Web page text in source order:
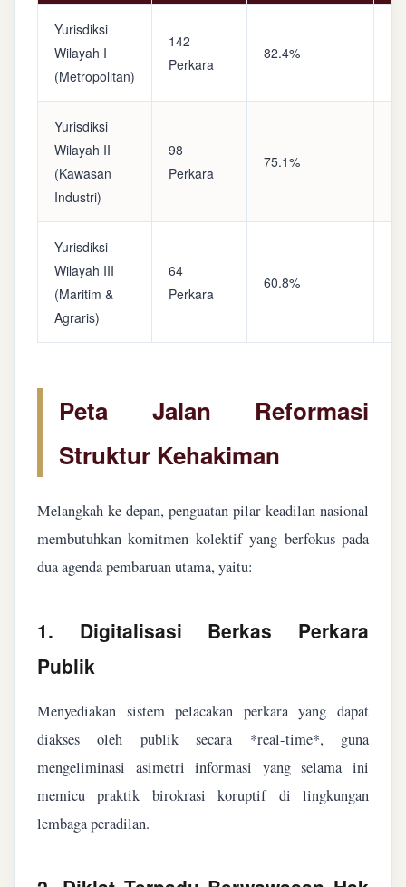
Yurisdiksi
Wilayah I
(Metropolitan)
142
Perkara
82.4%
Yurisdiksi
Wilayah II
(Kawasan
Industri)
98
Perkara
75.1%
Yurisdiksi
Wilayah III
(Maritim &
Agraris)
64
Perkara
60.8%
Peta Jalan Reformasi
Struktur Kehakiman
Melangkah ke depan, penguatan pilar keadilan nasional
membutuhkan komitmen kolektif yang berfokus pada
dua agenda pembaruan utama, yaitu:
1. Digitalisasi Berkas Perkara
Publik
Menyediakan sistem pelacakan perkara yang dapat
diakses oleh publik secara *real-time*, guna
mengeliminasi asimetri informasi yang selama ini
memicu praktik birokrasi koruptif di lingkungan
lembaga peradilan.